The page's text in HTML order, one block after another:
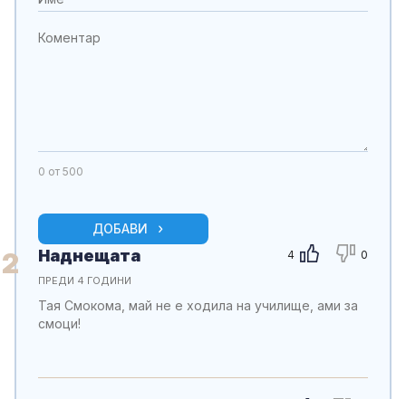
0 от 500
ДОБАВИ
2 4 0
Наднещата
ПРЕДИ 4 ГОДИНИ
Тая Смокома, май не е ходила на училище, ами за
смоци!